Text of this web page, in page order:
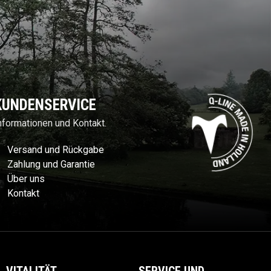
und Kontakt.
Versand und Rückgabe
Zahlung und Garantie
Über uns
Kontakt